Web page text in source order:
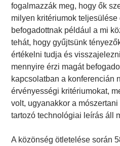
fogalmazzák meg, hogy ők
milyen kritériumok
befogadottnak például a mi
tehát, hogy gyűjtsünk
értékelni tudja és
mennyire érzi magát
kapcsolatban a konferencián
érvényességi kritériumokat,
volt, ugyanakkor a
tartozó technológiai leírás áll
A közönség ötletelése során